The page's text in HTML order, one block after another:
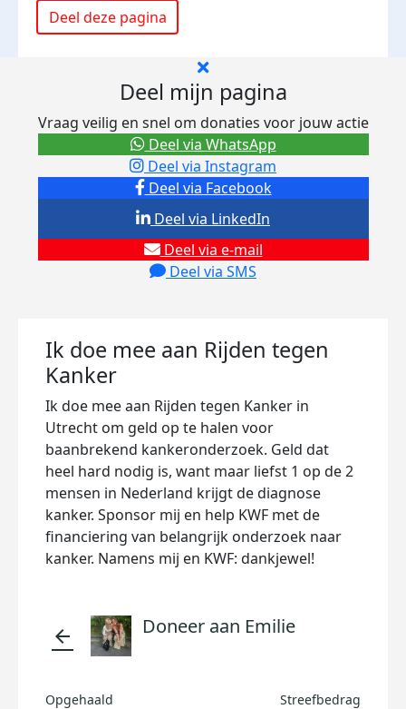
Deel deze pagina
Deel mijn pagina
Vraag veilig en snel om donaties voor jouw actie
Deel via Facebook
Deel via Instagram
Deel via e-mail
Deel via SMS
Deel via LinkedIn
Deel via WhatsApp
Ik doe mee aan Rijden tegen
Kanker
Ik doe mee aan Rijden tegen Kanker in
Utrecht om geld op te halen voor
baanbrekend kankeronderzoek. Geld dat
heel hard nodig is, want maar liefst 1 op de 2
mensen in Nederland krijgt de diagnose
kanker. Sponsor mij en help KWF met de
financiering van belangrijk onderzoek naar
kanker. Namens mij en KWF: dankjewel!
arrow_back Doneer aan Emilie
Opgehaald Streefbedrag